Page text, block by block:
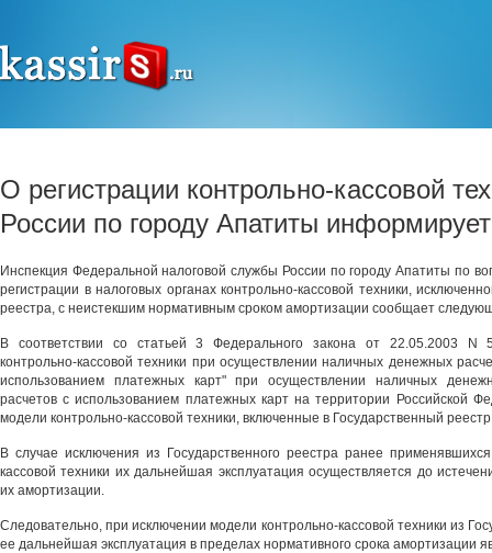
О регистрации контрольно-кассовой
России по городу Апатиты информирует
Инспекция Федеральной налоговой службы России по городу Апатиты по
регистрации в налоговых органах контрольно-кассовой техники,
реестра, с неистекшим нормативным сроком амортизации сообщает
В соответствии со статьей 3 Федерального закона от 22.05.2003
контрольно-кассовой техники при осуществлении наличных денежных
использованием платежных карт" при осуществлении наличных
расчетов с использованием платежных карт на территории Российской
модели контрольно-кассовой техники, включенные в Государственный
В случае исключения из Государственного реестра ранее
кассовой техники их дальнейшая эксплуатация осуществляется до
их амортизации.
Следовательно, при исключении модели контрольно-кассовой техники из
ее дальнейшая эксплуатация в пределах нормативного срока амортизации